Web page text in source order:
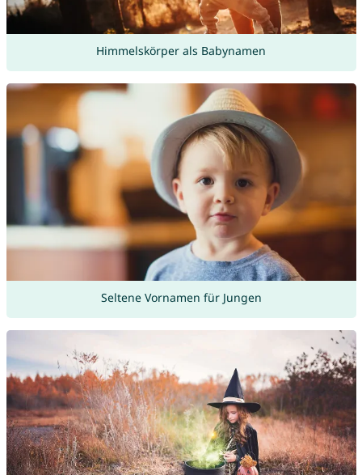
Himmelskörper als Babynamen
Seltene Vornamen für Jungen